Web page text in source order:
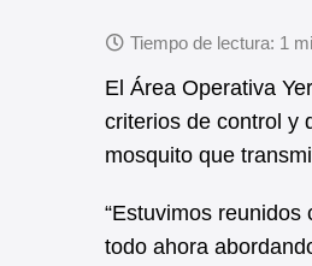
c
e
b
o
o
k
at
s
A
p
p
El Área Operativa
criterios de control y
mosquito que
“Estuvimos
todo ahora